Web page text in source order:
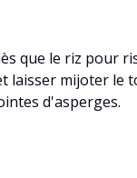
que le riz pour
laisser mijoter le
d'asperges.